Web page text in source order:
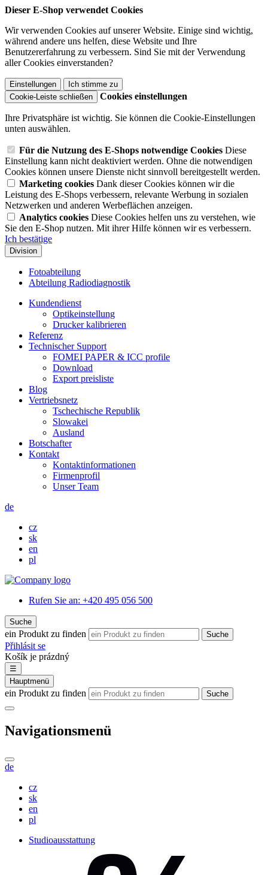
Dieser E-Shop verwendet Cookies
Wir verwenden Cookies auf unserer Website. Einige sind wichtig,
während andere uns helfen, diese Website und Ihre
Benutzererfahrung zu verbessern. Sind Sie mit der Verwendung
aller Cookies einverstanden?
Einstellungen
Ich stimme zu
Cookie-Leiste schließen
Cookies einstellungen
Ihre Privatsphäre ist wichtig. Sie können die Cookie-Einstellungen
unten auswählen.
Für die Nutzung des E-Shops notwendige Cookies Diese
Einstellung kann nicht deaktiviert werden. Ohne die notwendigen
Cookies können unsere Dienste nicht sinnvoll bereitgestellt werden.
Marketing cookies Dank dieser Cookies können wir die
Leistung des E-Shops verbessern, relevante Werbung in sozialen
Netzwerken und anderen Werbeflächen anzeigen.
Analytics cookies Diese Cookies helfen uns zu verstehen, wie
Sie den E-Shop nutzen. Mit ihrer Hilfe können wir es verbessern.
Ich bestätige
Division
Fotoabteilung
Abteilung Radiodiagnostik
Kundendienst
Optikeinstellung
Drucker kalibrieren
Referenz
Technischer Support
FOMEI PAPER & ICC profile
Download
Export preisliste
Blog
Vertriebsnetz
Tschechische Republik
Slowakei
Ausland
Botschafter
Kontakt
Kontaktinformationen
Firmenprofil
Unser Team
de
cz
sk
en
pl
Rufen Sie an: +420 495 056 500
Suche
ein Produkt zu finden Suche
Přihlásit se
Košík je prázdný
☰
Hauptmenü
ein Produkt zu finden Suche
Navigationsmenü
de
cz
sk
en
pl
Studioausstattung